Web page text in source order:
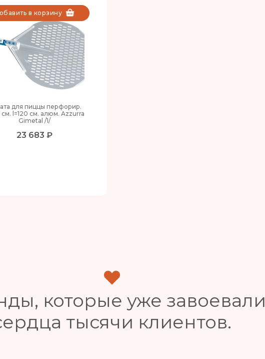
для пиццы перфорир.
см. l=120 см. алюм. Azzurra
Gimetal /1/
23 683 ₽
в корзину
которые уже завоевали
тысячи клиентов.